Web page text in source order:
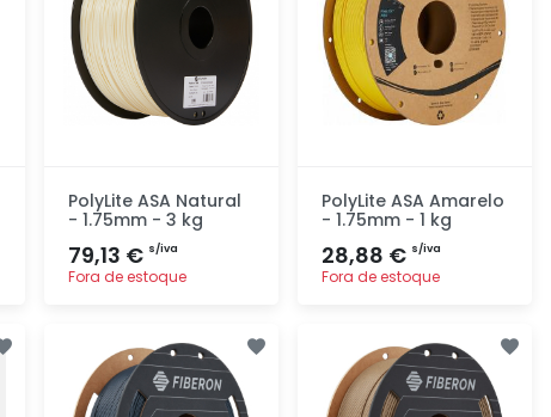
PolyLite ASA Natural
- 1.75mm - 3 kg
79,13 € s/iva
Fora de estoque
rapidamente
PolyLite ASA Amarelo
- 1.75mm - 1 kg
28,88 € s/iva
Fora de estoque
rapidamente